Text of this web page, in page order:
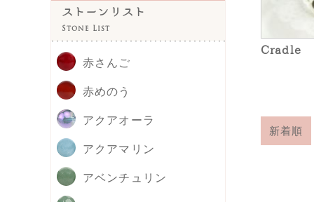
ストーンリスト
Stone List
赤さんご
赤めのう
アクアオーラ
アクアマリン
アベンチュリン
Cradle
新着順